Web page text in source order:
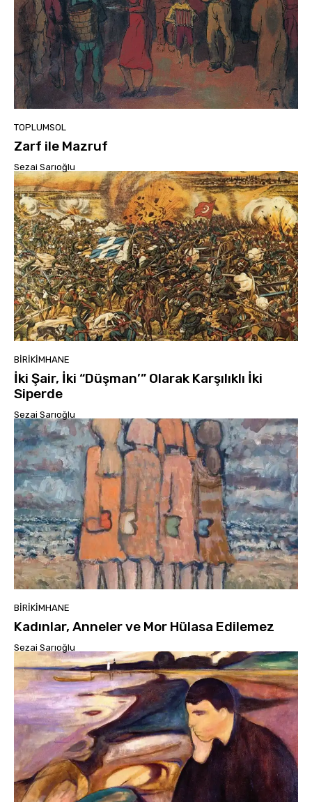
TOPLUMSOL
Zarf ile Mazruf
Sezai Sarıoğlu
BIRIKIMHANE
İki Şair, İki “Düşman’” Olarak Karşılıklı İki
Siperde
Sezai Sarıoğlu
BIRIKIMHANE
Kadınlar, Anneler ve Mor Hülasa Edilemez
Sezai Sarıoğlu